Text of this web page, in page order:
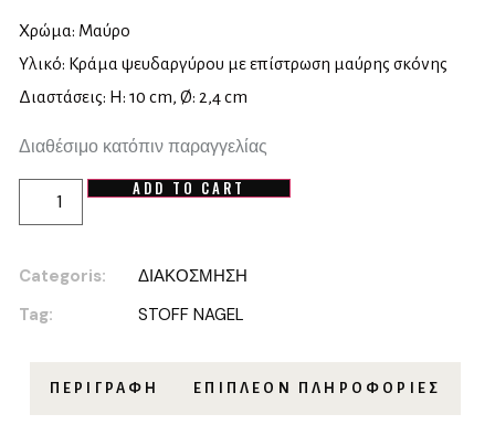
Χρώμα: Μαύρο
Υλικό: Κράμα ψευδαργύρου με επίστρωση μαύρης σκόνης
Διαστάσεις: H: 10 cm, Ø: 2,4 cm
Διαθέσιμο κατόπιν παραγγελίας
ADD TO CART
Categoris:
ΔΙΑΚΟΣΜΗΣΗ
Tag:
STOFF NAGEL
ΠΕΡΙΓΡΑΦΉ ΕΠΙΠΛΈΟΝ ΠΛΗΡΟΦΟΡΊΕΣ